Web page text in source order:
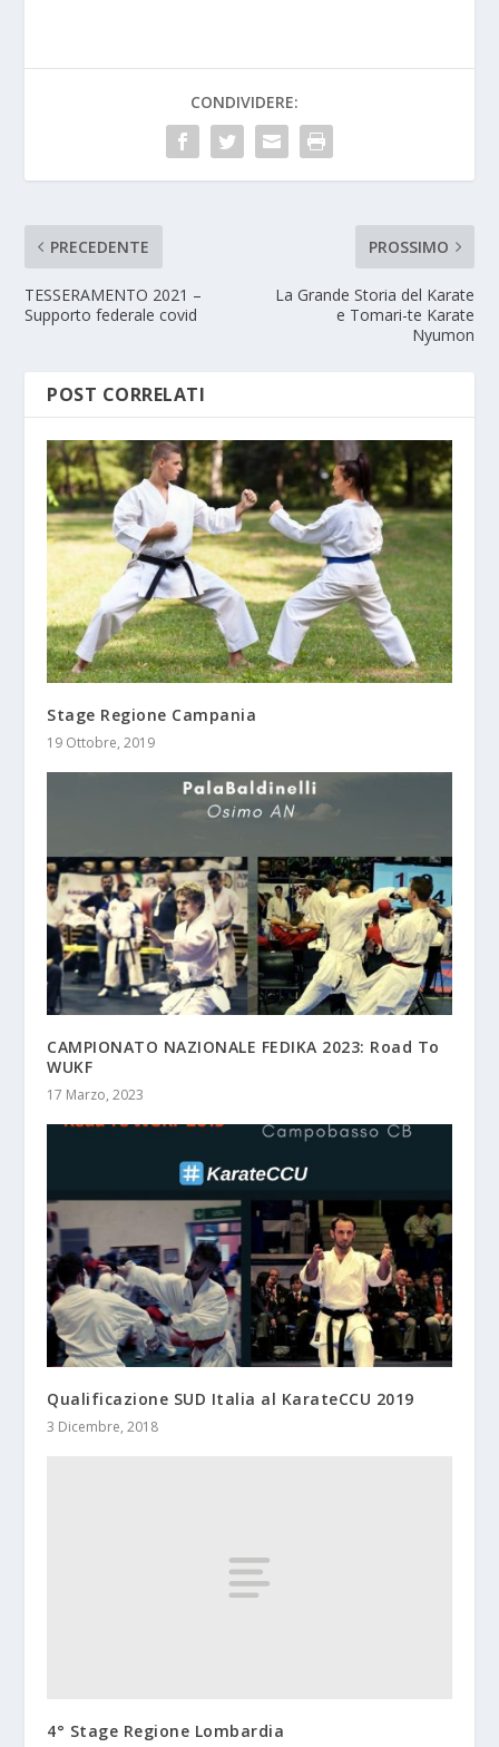
CONDIVIDERE:
PRECEDENTE
TESSERAMENTO 2021 –
Supporto federale covid
PROSSIMO
La Grande Storia del Karate
e Tomari-te Karate
Nyumon
POST CORRELATI
Stage Regione Campania
19 Ottobre, 2019
CAMPIONATO NAZIONALE FEDIKA 2023: Road To
WUKF
17 Marzo, 2023
Qualificazione SUD Italia al KarateCCU 2019
3 Dicembre, 2018
4° Stage Regione Lombardia